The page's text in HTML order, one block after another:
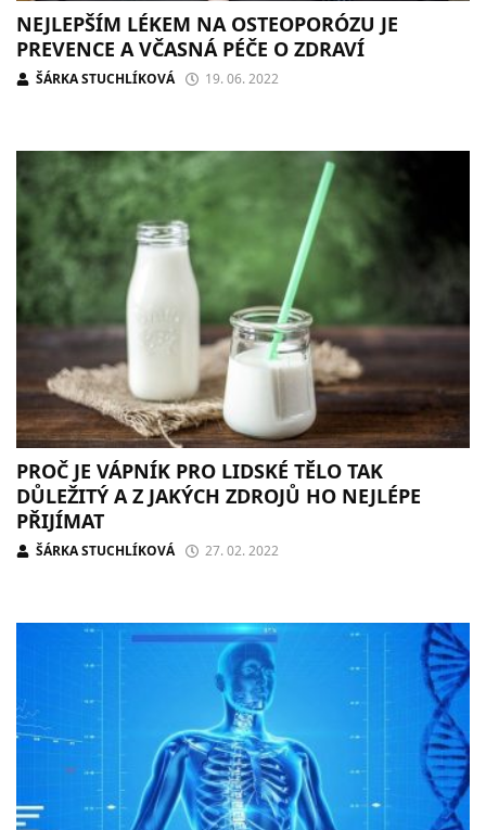
NEJLEPŠÍM LÉKEM NA OSTEOPORÓZU JE
PREVENCE A VČASNÁ PÉČE O ZDRAVÍ
ŠÁRKA STUCHLÍKOVÁ 19. 06. 2022
PROČ JE VÁPNÍK PRO LIDSKÉ TĚLO TAK
DŮLEŽITÝ A Z JAKÝCH ZDROJŮ HO NEJLÉPE
PŘIJÍMAT
ŠÁRKA STUCHLÍKOVÁ 27. 02. 2022